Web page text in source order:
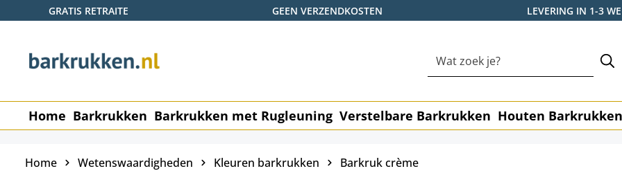
de hoofdinhoud
Ga naar de zoekopdracht
Ga naar de hoofdnavigatie
GRATIS RETRAITE GEEN VERZENDKOSTEN LEVERING IN 1-3
Home Barkrukken Barkrukken met Rugleuning Verstelbare Barkrukken Houten Barkrukken
Home Wetenswaardigheden Kleuren barkrukken Barkruk crème